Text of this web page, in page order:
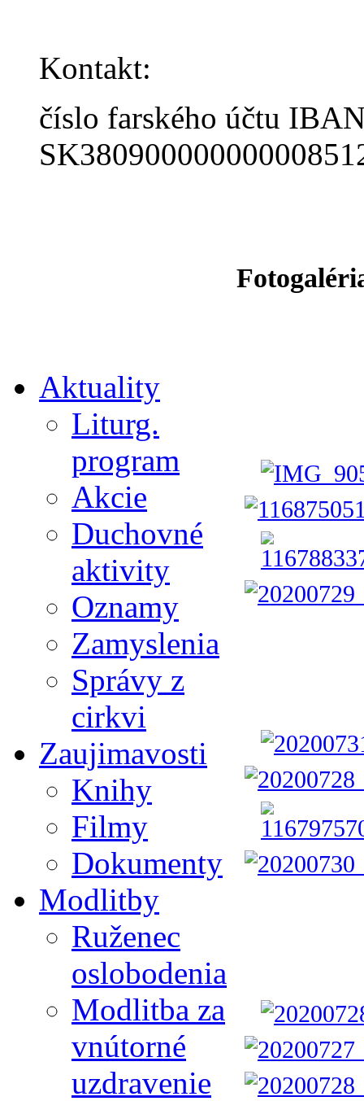
Kontakt:
číslo farského účtu
Aktuality
Liturg.
program
Akcie
Duchovné
aktivity
Oznamy
Zamyslenia
Správy z
cirkvi
Zaujimavosti
Knihy
Filmy
Dokumenty
Modlitby
Ruženec
oslobodenia
Modlitba za
vnútorné
uzdravenie